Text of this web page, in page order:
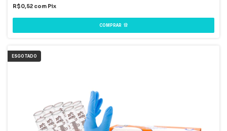
R$0,52 com Pix
COMPRAR
ESGOTADO